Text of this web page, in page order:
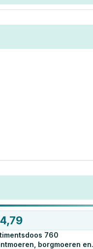
760
borgmoeren en